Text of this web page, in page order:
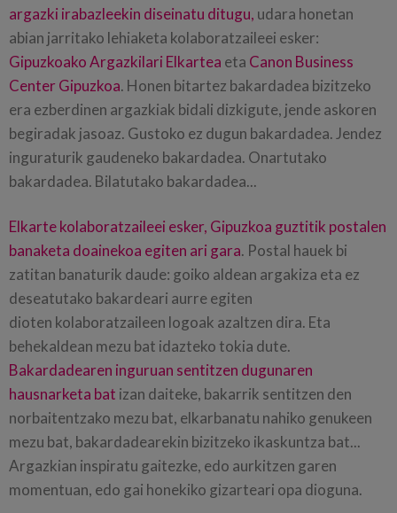
argazki irabazleekin diseinatu ditugu, udara honetan
abian jarritako lehiaketa kolaboratzaileei esker:
Gipuzkoako Argazkilari Elkartea eta Canon Business
Center Gipuzkoa. Honen bitartez bakardadea bizitzeko
era ezberdinen argazkiak bidali dizkigute, jende askoren
begiradak jasoaz. Gustoko ez dugun bakardadea. Jendez
inguraturik gaudeneko bakardadea. Onartutako
bakardadea. Bilatutako bakardadea...
Elkarte kolaboratzaileei esker, Gipuzkoa guztitik postalen
banaketa doainekoa egiten ari gara. Postal hauek bi
zatitan banaturik daude: goiko aldean argakiza eta ez
deseatutako bakardeari aurre egiten
dioten kolaboratzaileen logoak azaltzen dira. Eta
behekaldean mezu bat idazteko tokia dute.
Bakardadearen inguruan sentitzen dugunaren
hausnarketa bat izan daiteke, bakarrik sentitzen den
norbaitentzako mezu bat, elkarbanatu nahiko genukeen
mezu bat, bakardadearekin bizitzeko ikaskuntza bat...
Argazkian inspiratu gaitezke, edo aurkitzen garen
momentuan, edo gai honekiko gizarteari opa dioguna.